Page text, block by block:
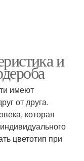
и
имеют
от друга.
которая
цветотип при